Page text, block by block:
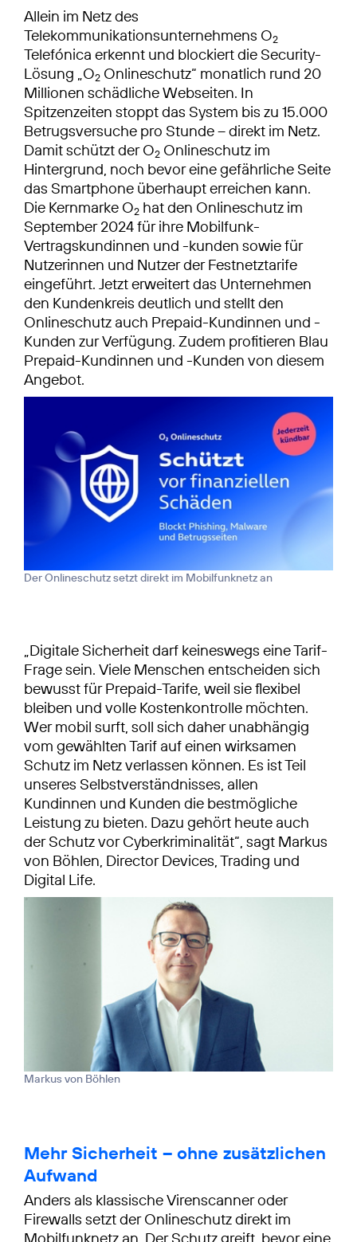
Allein im Netz des
Telekommunikationsunternehmens O2
Telefónica erkennt und blockiert die Security-
Lösung „O2 Onlineschutz“ monatlich rund 20
Millionen schädliche Webseiten. In
Spitzenzeiten stoppt das System bis zu 15.000
Betrugsversuche pro Stunde – direkt im Netz.
Damit schützt der O2 Onlineschutz im
Hintergrund, noch bevor eine gefährliche Seite
das Smart­phone überhaupt erreichen kann.
Die Kernmarke O2 hat den Onlineschutz im
September 2024 für ihre Mobilfunk-
Vertragskundinnen und -kunden sowie für
Nutzerinnen und Nutzer der Festnetztarife
eingeführt. Jetzt erweitert das Unternehmen
den Kundenkreis deutlich und stellt den
Onlineschutz auch Prepaid-Kundinnen und -
Kunden zur Verfügung. Zudem profitieren Blau
Prepaid-Kundinnen und -Kunden von diesem
Angebot.
Der Onlineschutz setzt direkt im Mobilfunknetz an
„Digitale Sicherheit darf keineswegs eine Tarif-
Frage sein. Viele Menschen entscheiden sich
bewusst für Prepaid-Tarife, weil sie flexibel
bleiben und volle Kostenkontrolle möchten.
Wer mobil surft, soll sich daher unabhängig
vom gewählten Tarif auf einen wirksamen
Schutz im Netz verlassen können. Es ist Teil
unseres Selbstverständnisses, allen
Kundinnen und Kunden die bestmögliche
Leistung zu bieten. Dazu gehört heute auch
der Schutz vor Cyberkriminalität“, sagt Markus
von Böhlen, Director Devices, Trading und
Digital Life.
Markus von Böhlen
Mehr Sicherheit – ohne zusätzlichen
Aufwand
Anders als klassische Virenscanner oder
Firewalls setzt der Onlineschutz direkt im
Mobilfunknetz an. Der Schutz greift, bevor eine